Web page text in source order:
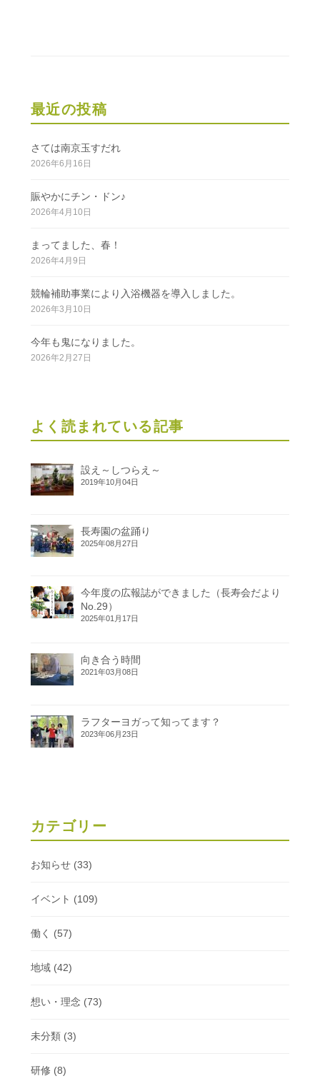
最近の投稿
さては南京玉すだれ
2026年6月16日
賑やかにチン・ドン♪
2026年4月10日
まってました、春！
2026年4月9日
競輪補助事業により入浴機器を導入しました。
2026年3月10日
今年も鬼になりました。
2026年2月27日
よく読まれている記事
設え～しつらえ～
2019年10月04日
長寿園の盆踊り
2025年08月27日
今年度の広報誌ができました（長寿会だより
No.29）
2025年01月17日
向き合う時間
2021年03月08日
ラフターヨガって知ってます？
2023年06月23日
カテゴリー
お知らせ(33)
イベント (109)
働く (57)
地域(42)
想い・理念 (73)
未分類(3)
研修 (8)